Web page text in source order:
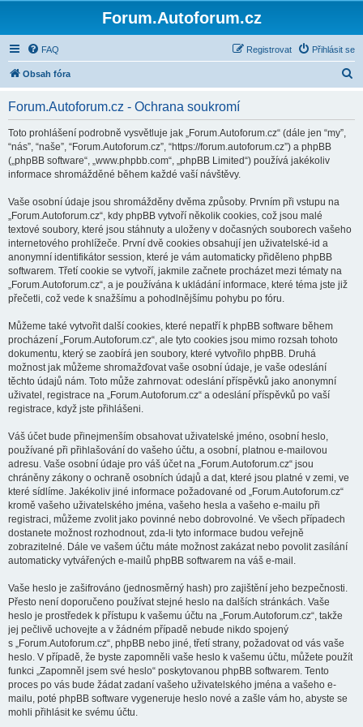
Forum.Autoforum.cz
FAQ Přihlásit se
Registrovat
Obsah fóra
Forum.Autoforum.cz - Ochrana soukromí
Toto prohlášení podrobně vysvětluje jak „Forum.Autoforum.cz“ (dále jen “my”,
“nás”, “naše”, “Forum.Autoforum.cz”, “https://forum.autoforum.cz”) a phpBB
(„phpBB software“, „www.phpbb.com“, „phpBB Limited“) používá jakékoliv
informace shromážděné během každé vaší návštěvy.
Vaše osobní údaje jsou shromážděny dvěma způsoby. Prvním při vstupu na
„Forum.Autoforum.cz“, kdy phpBB vytvoří několik cookies, což jsou malé
textové soubory, které jsou stáhnuty a uloženy v dočasných souborech vašeho
internetového prohlížeče. První dvě cookies obsahují jen uživatelské-id a
anonymní identifikátor session, které je vám automaticky přiděleno phpBB
softwarem. Třetí cookie se vytvoří, jakmile začnete procházet mezi tématy na
„Forum.Autoforum.cz“, a je používána k ukládání informace, které téma jste již
přečetli, což vede k snažšímu a pohodlnějšímu pohybu po fóru.
Můžeme také vytvořit další cookies, které nepatří k phpBB software během
procházení „Forum.Autoforum.cz“, ale tyto cookies jsou mimo rozsah tohoto
dokumentu, který se zaobírá jen soubory, které vytvořilo phpBB. Druhá
možnost jak můžeme shromažďovat vaše osobní údaje, je vaše odeslání
těchto údajů nám. Toto může zahrnovat: odeslání příspěvků jako anonymní
uživatel, registrace na „Forum.Autoforum.cz“ a odeslání příspěvků po vaší
registrace, když jste přihlášeni.
Váš účet bude přinejmenším obsahovat uživatelské jméno, osobní heslo,
používané při přihlašování do vašeho účtu, a osobní, platnou e-mailovou
adresu. Vaše osobní údaje pro váš účet na „Forum.Autoforum.cz“ jsou
chráněny zákony o ochraně osobních údajů a dat, které jsou platné v zemi, ve
které sídlíme. Jakékoliv jiné informace požadované od „Forum.Autoforum.cz“
kromě vašeho uživatelského jména, vašeho hesla a vašeho e-mailu při
registraci, můžeme zvolit jako povinné nebo dobrovolné. Ve všech případech
dostanete možnost rozhodnout, zda-li tyto informace budou veřejně
zobrazitelné. Dále ve vašem účtu máte možnost zakázat nebo povolit zasílání
automaticky vytvářených e-mailů phpBB softwarem na váš e-mail.
Vaše heslo je zašifrováno (jednosměrný hash) pro zajištění jeho bezpečnosti.
Přesto není doporučeno používat stejné heslo na dalších stránkách. Vaše
heslo je prostředek k přístupu k vašemu účtu na „Forum.Autoforum.cz“, takže
jej pečlivě uchovejte a v žádném případě nebude nikdo spojený
s „Forum.Autoforum.cz“, phpBB nebo jiné, třetí strany, požadovat od vás vaše
heslo. V případě, že byste zapomněli vaše heslo k vašemu účtu, můžete použít
funkci „Zapomněl jsem své heslo“ poskytovanou phpBB softwarem. Tento
proces po vás bude žádat zadaní vašeho uživatelského jména a vašeho e-
mailu, poté phpBB software vygeneruje heslo nové a zašle vám ho, abyste se
mohli přihlásit ke svému účtu.